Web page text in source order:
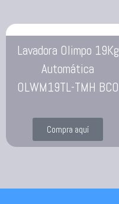
Lavadora Olimpo 19Kg
Automática
OLWM19TL-TMH BCO
Compra aquí